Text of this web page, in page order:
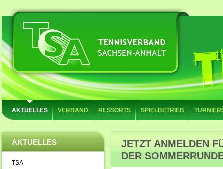
AKTUELLES VERBAND RESSORTS SPIELBETRIEB
AKTUELLES
TSA
JETZT ANMELDEN
DER